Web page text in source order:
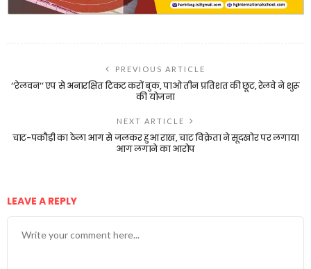
PREVIOUS ARTICLE
‘‘रेलवन‘‘ एप से अनारक्षित टिकट करों बुक, पाओ तीन प्रतिशत की छूट, रेलवे ने शुरू
की योजना
NEXT ARTICLE
चाट-पकौड़ी का ठेला आग से जलकर हुआ राख, चाट विक्रेता ने सूदखोर पर लगाया
आग लगाने का आरोप
LEAVE A REPLY